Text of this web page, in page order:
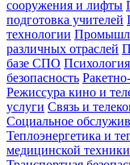
сооружения и лифты
подготовка учителей
технологии
различных отраслей
базе СПО Психология
безопасность
Режиссура кино и
услуги Связь и
Социальное
Теплоэнергетика и
медицинской